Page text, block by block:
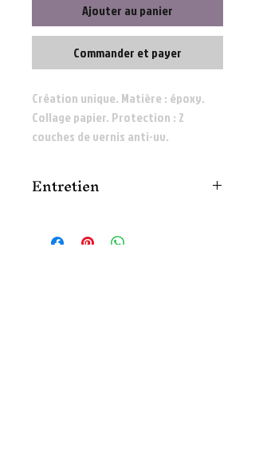
Ajouter au panier
Commander et payer
Création unique. Matière : époxy.
Collage papier. Protection : 2
couches de vernis anti-uv.
Entretien
ou un chiffon humide.